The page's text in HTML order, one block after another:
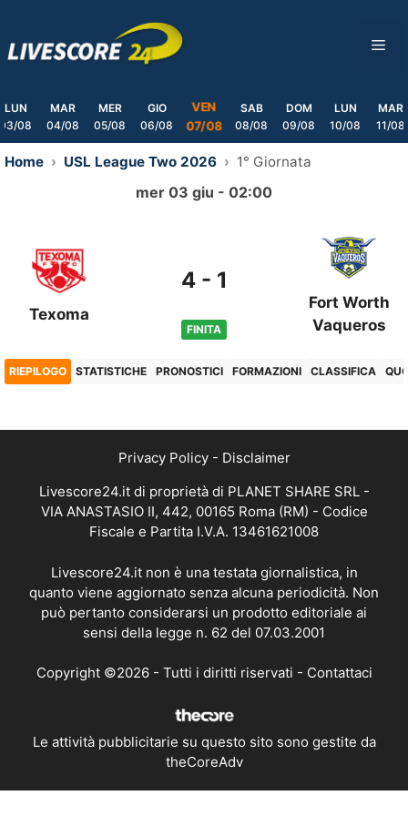
content
LUN
03/08
MAR
04/08
MER
05/08
GIO
06/08
VEN
07/08
SAB
08/08
DOM
09/08
LUN
10/08
MAR
11/08
Home USL League Two 2026 1° Giornata
mer 03 giu - 02:00
Texoma
4- 1
FINITA
Fort Worth
Vaqueros
RIEPILOGO STATISTICHE PRONOSTICI FORMAZIONI CLASSIFICA
Privacy Policy- Disclaimer
Livescore24.it di proprietà di PLANET SHARE SRL -
VIA ANASTASIO II, 442, 00165 Roma (RM) - Codice
Fiscale e Partita I.V.A. 13461621008
Livescore24.it non è una testata giornalistica, in
quanto viene aggiornato senza alcuna periodicità. Non
può pertanto considerarsi un prodotto editoriale ai
sensi della legge n. 62 del 07.03.2001
Copyright ©2026 - Tutti i diritti riservati - Contattaci
Le attività pubblicitarie su questo sito sono gestite da
theCoreAdv